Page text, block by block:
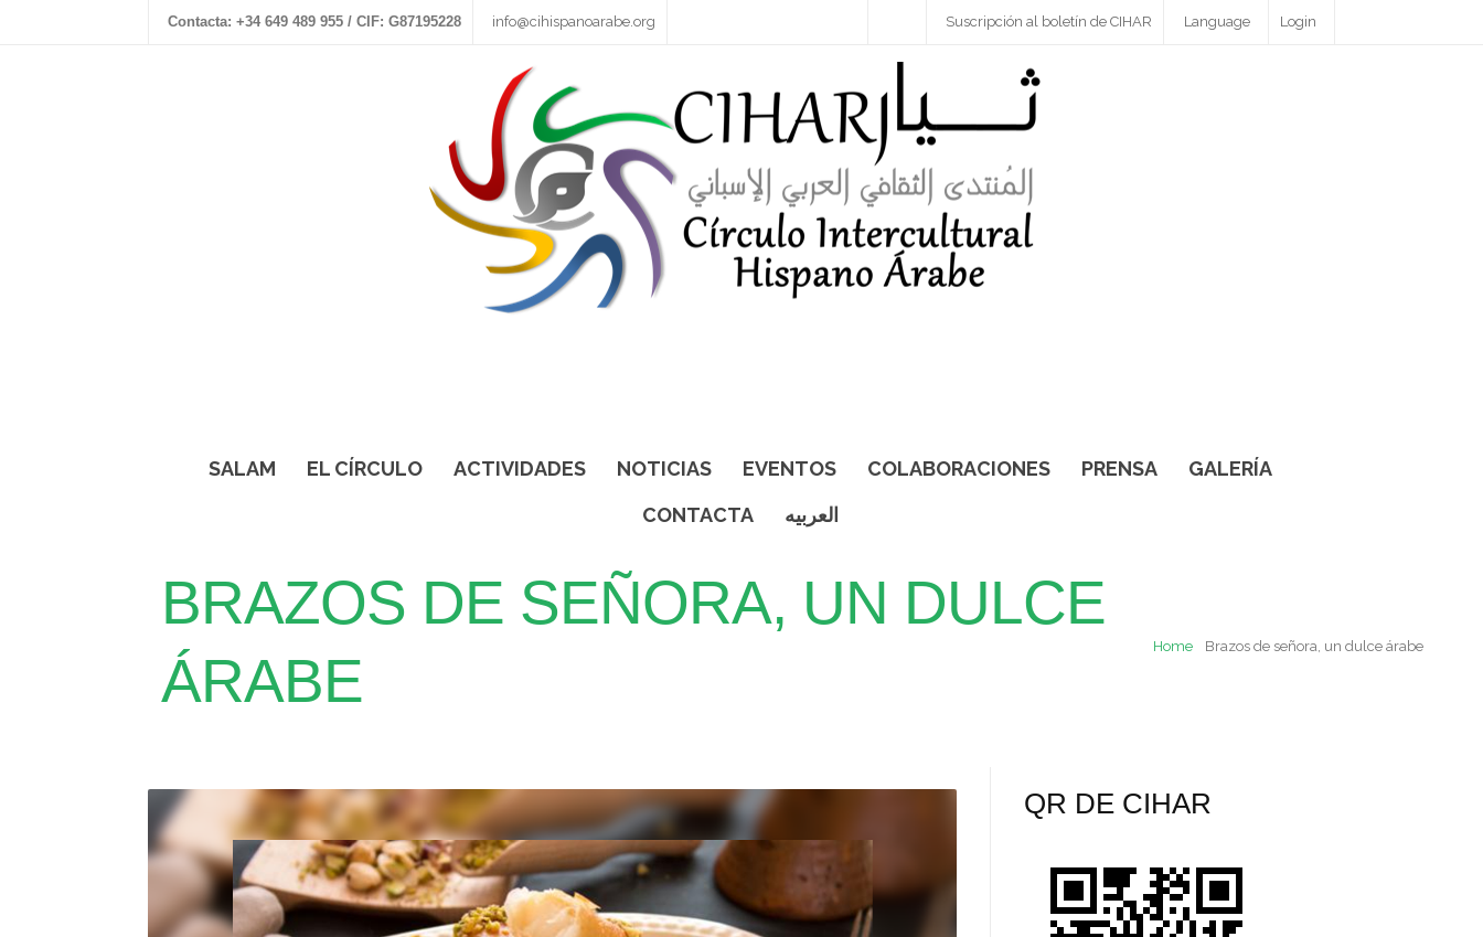
Contacta: +34 649 489 955 / CIF: G87195228 info@cihispanoarabe.org Login
Language
Suscripción al boletín de CIHAR
SALAM EL CÍRCULO ACTIVIDADES NOTICIAS EVENTOS COLABORACIONES PRENSA
GALERÍA
CONTACTA
العربيه
BRAZOS DE SEÑORA, UN DULCE
ÁRABE
Home Brazos de señora, un dulce árabe
QR DE CIHAR